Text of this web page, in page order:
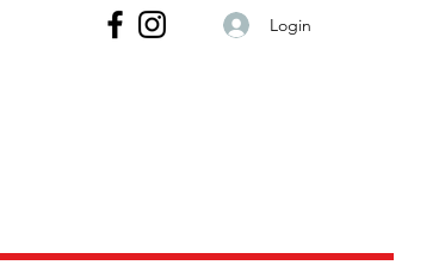
Login